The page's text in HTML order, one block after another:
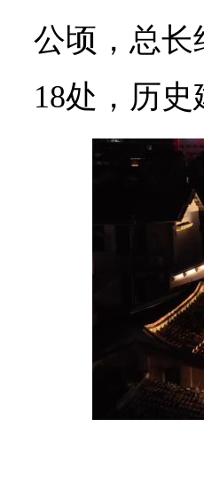
公顷，总长
18处，历史